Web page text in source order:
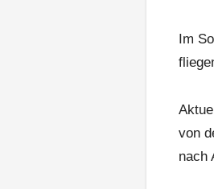
Im
von
nach